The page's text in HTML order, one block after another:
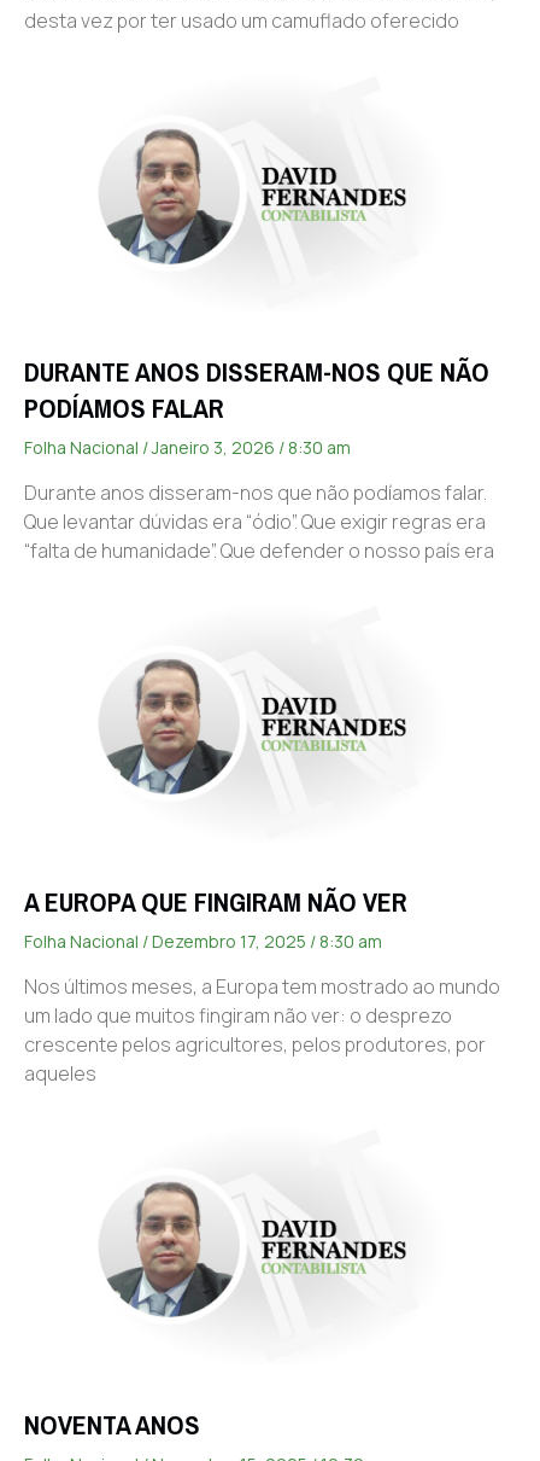
desta vez por ter usado um camuflado oferecido
DURANTE ANOS DISSERAM-NOS QUE NÃO
PODÍAMOS FALAR
Folha Nacional Janeiro 3, 2026 8:30 am
Durante anos disseram-nos que não podíamos falar.
Que levantar dúvidas era “ódio”. Que exigir regras era
“falta de humanidade”. Que defender o nosso país era
A EUROPA QUE FINGIRAM NÃO VER
Folha Nacional Dezembro 17, 2025 8:30 am
Nos últimos meses, a Europa tem mostrado ao mundo
um lado que muitos fingiram não ver: o desprezo
crescente pelos agricultores, pelos produtores, por
aqueles
NOVENTA ANOS